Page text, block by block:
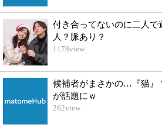
付き合ってないのに二人で
人？脈あり？
1178view
候補者がまさかの…『猫』
が話題にｗ
262view